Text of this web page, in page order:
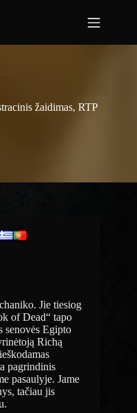
žaidimas, RTP
Jie tiesiog
of Dead“ tapo
senovės Egipto
Richą
pagrindinis
pasaulyje. Jame
tačiau jis